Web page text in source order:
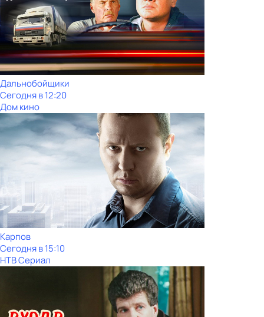
Дальнобойщики
Сегодня в 12:20
Дом кино
Карпов
Сегодня в 15:10
НТВ Сериал